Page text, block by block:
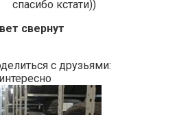
спасибо кстати))
свернут
с друзьями: